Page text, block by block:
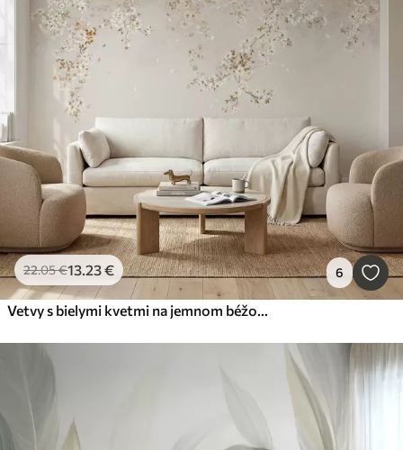
22.05€13.23€ 6
Vetvy s bielymi kvetmi na jemnom béžovom pozadí